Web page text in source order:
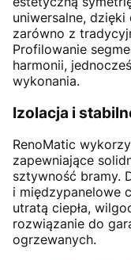
uniwersalne,
zarówno z
Profilowanie
harmonii,
wykonania.
Izolacja i
RenoMatic
zapewniające
sztywność bramy.
i międzypanelowe
utratą ciepła,
rozwiązanie do
ogrzewanych.